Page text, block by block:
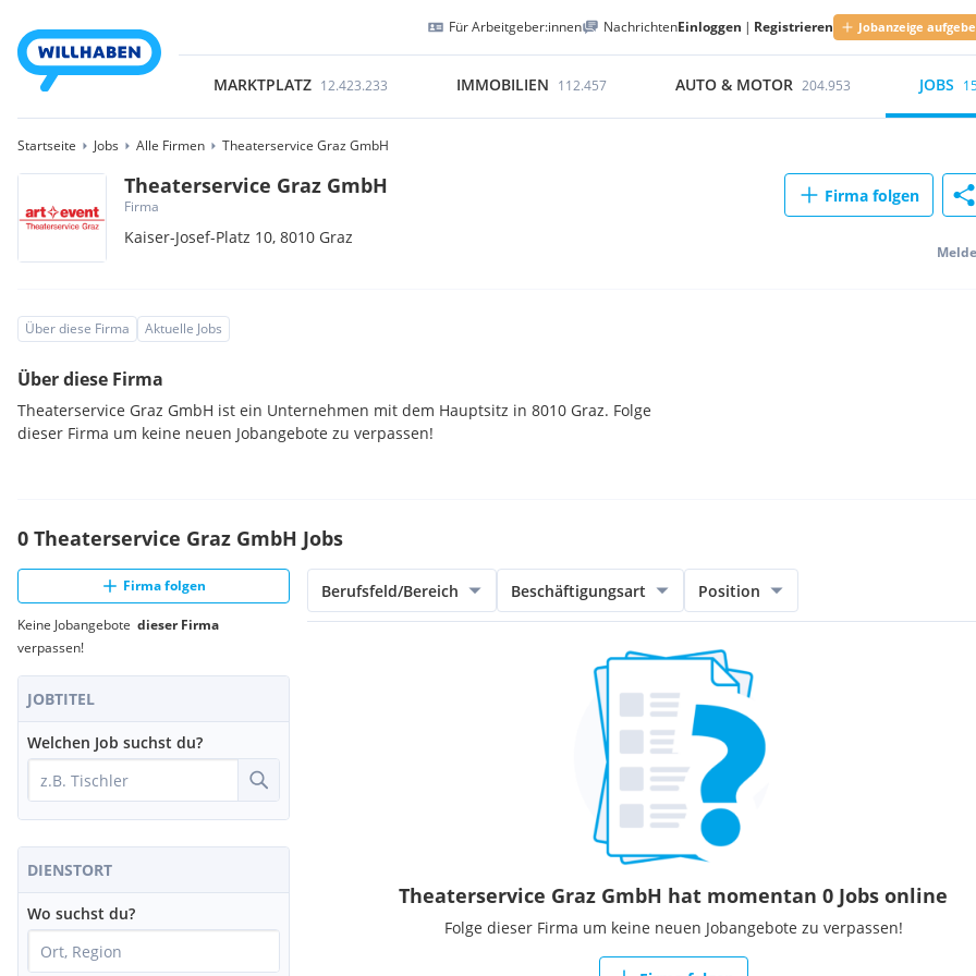
Für Arbeitgeber:innen NachrichtenEinloggen | Registrieren Jobanzeige
MARKTPLATZ 12.423.233 IMMOBILIEN 112.457 AUTO & MOTOR 204.953 JOBS
Startseite Jobs Alle Firmen Theaterservice Graz GmbH
Theaterservice Graz GmbH
Firma
Kaiser-Josef-Platz 10,8010 Graz
Firma folgen
Über diese Firma Aktuelle Jobs
Über diese Firma
Theaterservice Graz GmbH ist ein Unternehmen mit dem Hauptsitz in 8010 Graz. Folge
dieser Firma um keine neuen Jobangebote zu verpassen!
0 Theaterservice Graz GmbH Jobs
Firma folgen
Keine Jobangebote dieser Firma
verpassen!
JOBTITEL
Welchen Job suchst du?
DIENSTORT
Wo suchst du?
Berufsfeld/Bereich Beschäftigungsart Position
Theaterservice Graz GmbH hat momentan 0 Jobs online
Folge dieser Firma um keine neuen Jobangebote zu verpassen!